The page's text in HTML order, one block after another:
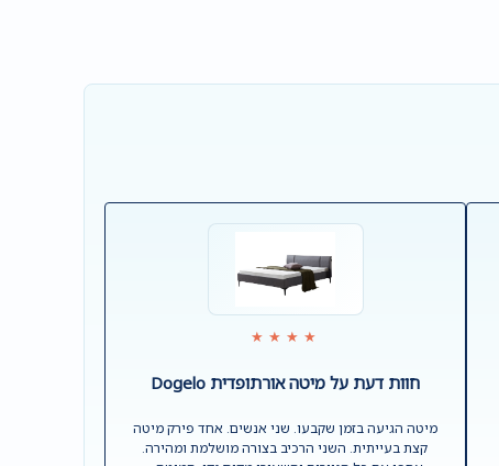
★★★★
חוות דעת על מיטה אורתופדית Dogelo
מיטה הגיעה בזמן שקבעו. שני אנשים. אחד פירק מיטה
קצת בעייתית. השני הרכיב בצורה מושלמת ומהירה.